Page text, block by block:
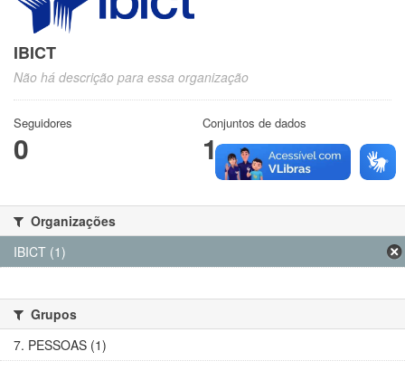
IBICT
Não há descrição para essa organização
Seguidores
0
Conjuntos de dados
1
Organizações
IBICT (1)
Grupos
7. PESSOAS (1)